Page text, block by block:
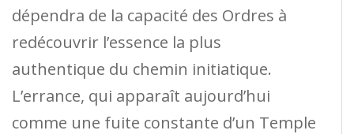
dépendra de la capacité des Ordres à
redécouvrir l’essence la plus
authentique du chemin initiatique.
L’errance, qui apparaît aujourd’hui
comme une fuite constante d’un Temple